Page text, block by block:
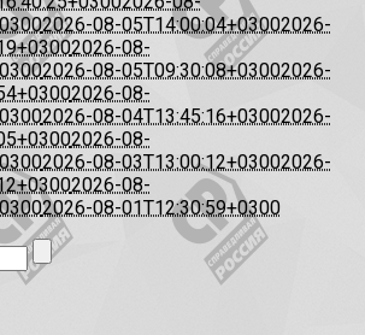
2026-08-05T14:00:04+03002026-
2026-08-
2026-08-05T09:30:08+03002026-
2026-08-
2026-08-04T13:45:16+03002026-
2026-08-
2026-08-03T13:00:12+03002026-
2026-08-
2026-08-01T12:30:59+0300